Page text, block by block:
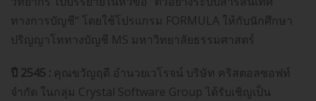
ทางการบัญชี“ โดยใช้โปรแกรม FORMULA ให้กับนักศึกษา
ปริญญาโททางบัญชี MS มหาวิทยาลัยธรรมศาสตร์
ปี 2545 : คุณขวัญฤดี อำนวยเวโรจน์ บริษัท คริสตอลซอฟท์
จำกัด ในกลุ่ม Crystal Software Group ได้รับเชิญเป็น